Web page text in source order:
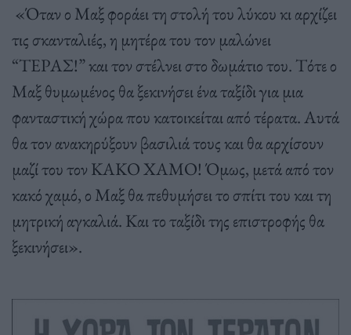
«Όταν ο Μαξ φοράει τη στολή του λύκου κι αρχίζει
τις σκανταλιές, η μητέρα του τον μαλώνει
“ΤΕΡΑΣ!” και τον στέλνει στο δωμάτιο του. Τότε ο
Μαξ θυμωμένος θα ξεκινήσει ένα ταξίδι για μια
φανταστική χώρα που κατοικείται από τέρατα. Αυτά
θα τον ανακηρύξουν βασιλιά τους και θα αρχίσουν
μαζί του τον ΚΑΚΟ ΧΑΜΟ! Όμως, μετά από τον
κακό χαμό, ο Μαξ θα πεθυμήσει το σπίτι του και τη
μητρική αγκαλιά. Και το ταξίδι της επιστροφής θα
ξεκινήσει».